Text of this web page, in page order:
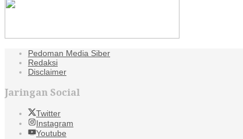
Pedoman Media Siber
Redaksi
Disclaimer
Jaringan Social
Twitter
Instagram
Youtube